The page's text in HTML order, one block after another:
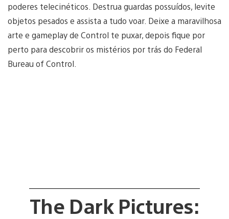
poderes telecinéticos. Destrua guardas possuídos, levite
objetos pesados e assista a tudo voar. Deixe a maravilhosa
arte e gameplay de Control te puxar, depois fique por
perto para descobrir os mistérios por trás do Federal
Bureau of Control.
The Dark Pictures: